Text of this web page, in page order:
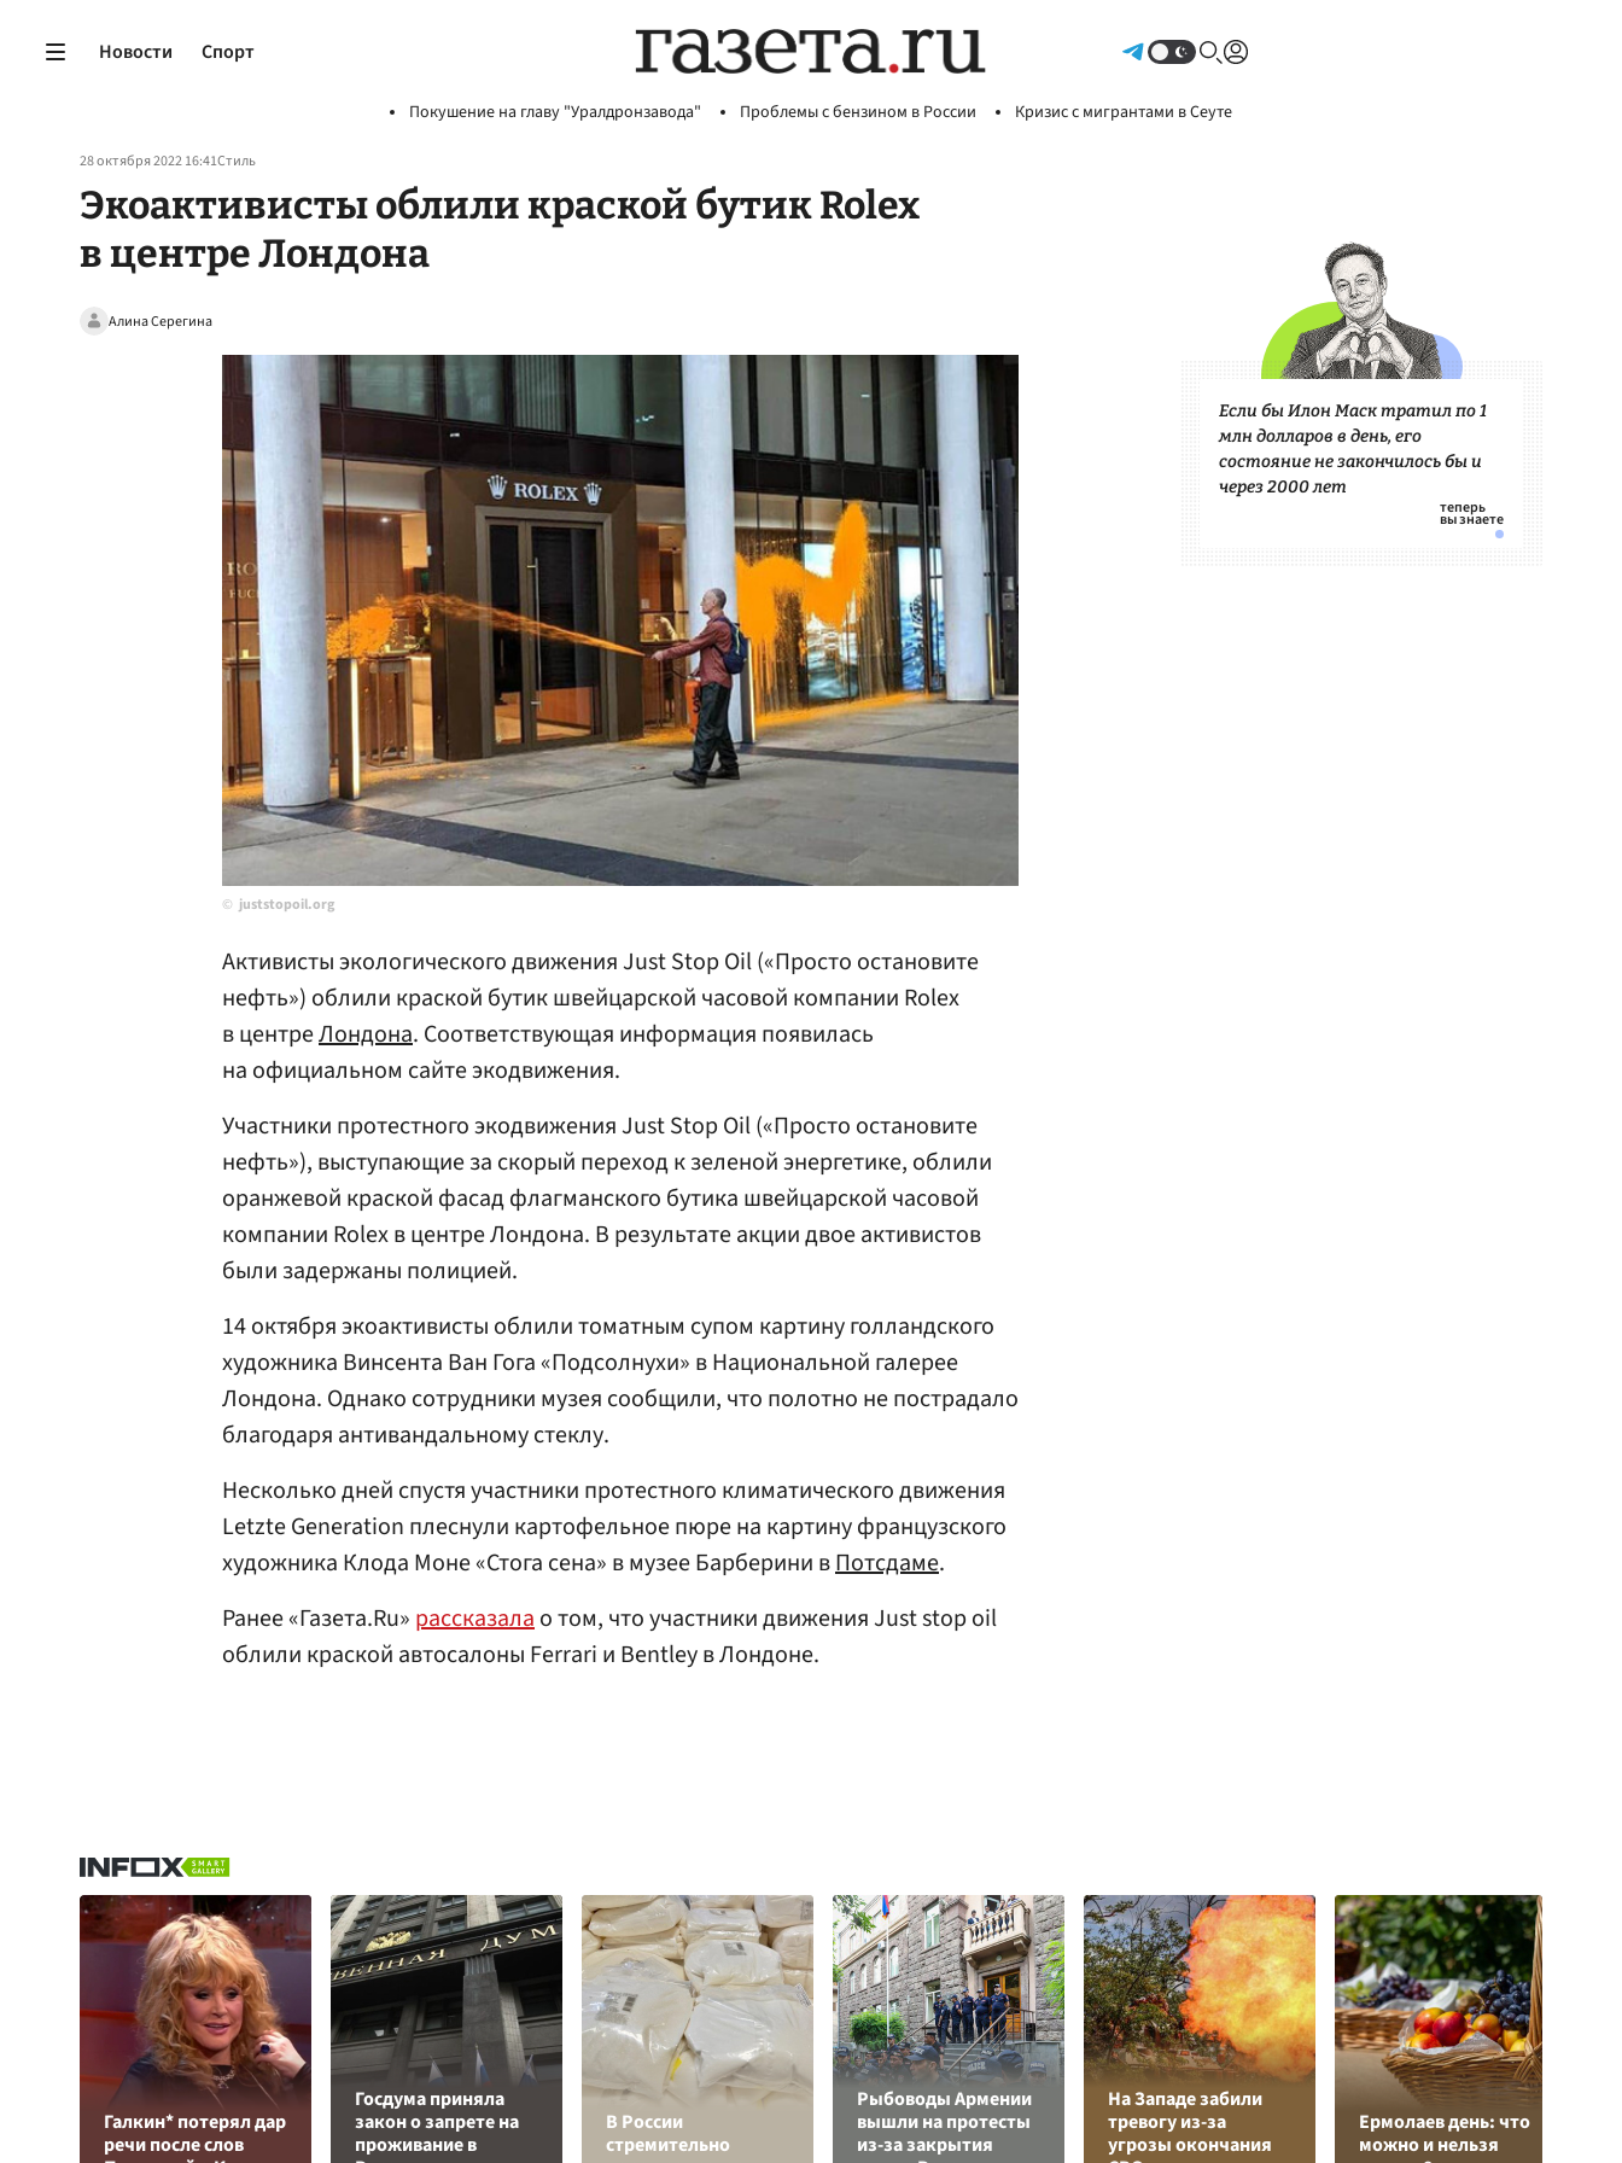
Новости Спорт
Покушение на главу "Уралдронзавода" Проблемы с бензином в России Кризис с мигрантами в Сеуте
28 октября 2022 16:41Стиль
Экоактивисты облили краской бутик Rolex
в центре Лондона
Алина Серегина
juststopoil.org
Активисты экологического движения Just Stop Oil («Просто остановите
нефть») облили краской бутик швейцарской часовой компании Rolex
в центреЛондона. Соответствующая информация появилась
на официальном сайте экодвижения.
Участники протестного экодвижения Just Stop Oil («Просто остановите
нефть»), выступающие за скорый переход к зеленой энергетике, облили
оранжевой краской фасад флагманского бутика швейцарской часовой
компании Rolex в центре Лондона. В результате акции двое активистов
были задержаны полицией.
14 октября экоактивисты облили томатным супом картину голландского
художника Винсента Ван Гога «Подсолнухи» в Национальной галерее
Лондона. Однако сотрудники музея сообщили, что полотно не пострадало
благодаря антивандальному стеклу.
Несколько дней спустя участники протестного климатического движения
Letzte Generation плеснули картофельное пюре на картину французского
художника Клода Моне «Стога сена» в музее Барберини вПотсдаме.
Ранее «Газета.Ru» рассказалао том, что участники движения Just stop oil
облили краской автосалоны Ferrari и Bentley в Лондоне.
Если бы Илон Маск тратил по 1
млн долларов в день, его
состояние не закончилось бы и
через 2000 лет
Галкин* потерял дар
речи после слов
Госдума приняла
закон о запрете на
проживание в
В России
стремительно
Рыбоводы Армении
вышли на протесты
из-за закрытия
На Западе забили
тревогу из-за
угрозы окончания
Ермолаев день: что
можно и нельзя